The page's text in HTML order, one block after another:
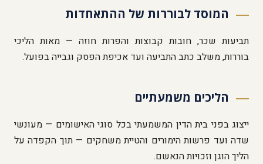
המוסד לבוררות של ההתאחדות
תביעות שכר, חובות קבוצות והפרות חוזה — מאות הליכי
בוררות, משלב כתב התביעה ועד אכיפת הפסק וגבייה בפועל.
הליכים משמעתיים
ייצוג בפני בית הדין המשמעתי בכל סוגי האישומים — מעונשי
שדה ועד פרשות הימורים והטיית משחקים — תוך הקפדה על
הליך הוגן וזכויות הנאשם.